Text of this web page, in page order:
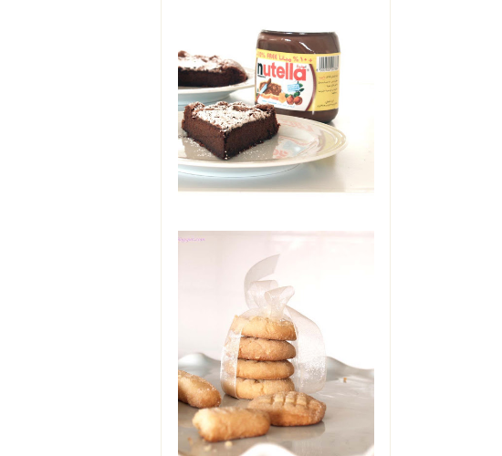
TORTA MAGICA
ALLA NUTELLA,
IN DUE
INGREDIENTI!
Una condanna. Una
perdizione. Una droga.
Un'ossessione. Tutte in quel
barattolo. E se ne ...
BISCOTTI DI
MAIONESE
No, non sono impazzita. Non
ho preso troppo sole senza
cappello, ne' troppo caldo in
giardino. Non s...